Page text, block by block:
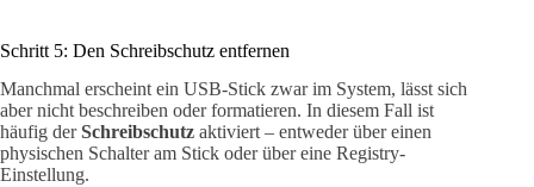
Schritt 5: Den Schreibschutz entfernen
Manchmal erscheint ein USB-Stick zwar im System, lässt sich
aber nicht beschreiben oder formatieren. In diesem Fall ist
häufig derSchreibschutz aktiviert – entweder über einen
physischen Schalter am Stick oder über eine Registry-
Einstellung.